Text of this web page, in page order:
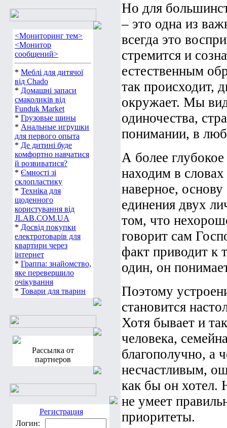
<Мониторинг тем>
<Монитор
сообщений>
* Меблі для дитячої
від Chado
* Домашні запаси
смаколиків від
Funduk Market
* Грузовые шины
* Анальные игрушки
для первого опыта
* Де дитині буде
комфортно навчатися
й розвиватися?
* Ємності зі
склопластику
* Техніка для
щоденного
користування від
JLAB.COM.UA
* Досвід покупки
електротоварів для
квартири через
інтернет
* Граппа: знайомство,
яке перевершило
очікування
* Товари для тварин
Рассылка от
партнеров
Регистрация
Логин:
Но для
– это одна из
всегда это
стремится и
естественным
так происходит,
окружает. Мы
одиночества,
понимании, в
А более
находим в
наверное,
единения двух
том, что
говорит сам
факт приводит к
один, он
Поэтому
становится
Хотя бывает и
человека,
благополучно, а
несчастливым,
как бы он хотел.
не умеет
приоритеты.